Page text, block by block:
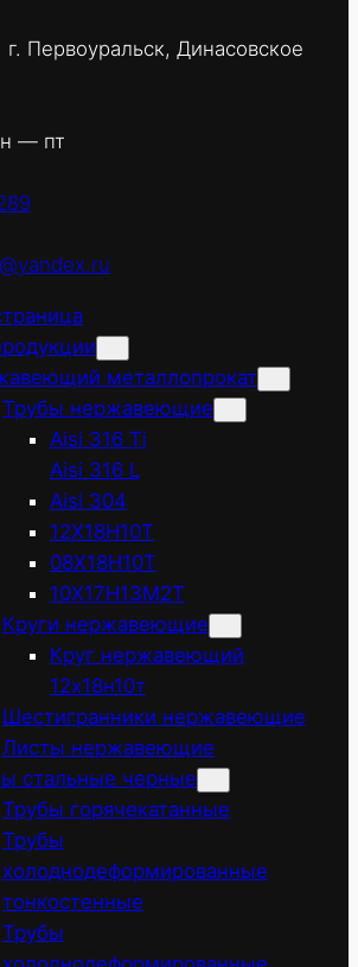
Первоуральск, Динасовское
— пт
металлопрокат
Трубы нержавеющие
Aisi 316 Ti
Aisi 316 L
Aisi 304
12Х18Н10Т
08Х18Н10Т
10Х17Н13М2Т
Круги нержавеющие
Круг нержавеющий
12х18н10т
Шестигранники нержавеющие
Листы нержавеющие
стальные черные
Трубы горячекатанные
Трубы
холоднодеформированные
тонкостенные
Трубы